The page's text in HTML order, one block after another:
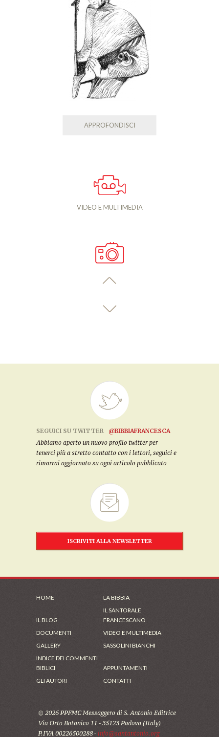
APPROFONDISCI
VIDEO E MULTIMEDIA
SEGUICI SU TWITTER
@BIBBIAFRANCESCA
Abbiamo aperto un nuovo profilo twitter per
tenerci più a stretto contatto con i lettori, seguici e
rimarrai aggiornato su ogni articolo pubblicato
ISCRIVITI ALLA NEWSLETTER
HOME LA BIBBIA
IL BLOG
IL SANTORALE
FRANCESCANO
DOCUMENTI
VIDEO E MULTIMEDIA
GALLERY
SASSOLINI BIANCHI
INDICE DEI COMMENTI
BIBLICI
APPUNTAMENTI
GLI AUTORI
CONTATTI
© 2026 PPFMC Messaggero di S. Antonio Editrice
Via Orto Botanico 11 - 35123 Padova (Italy)
P.IVA 00226500288 - info@santantonio.org